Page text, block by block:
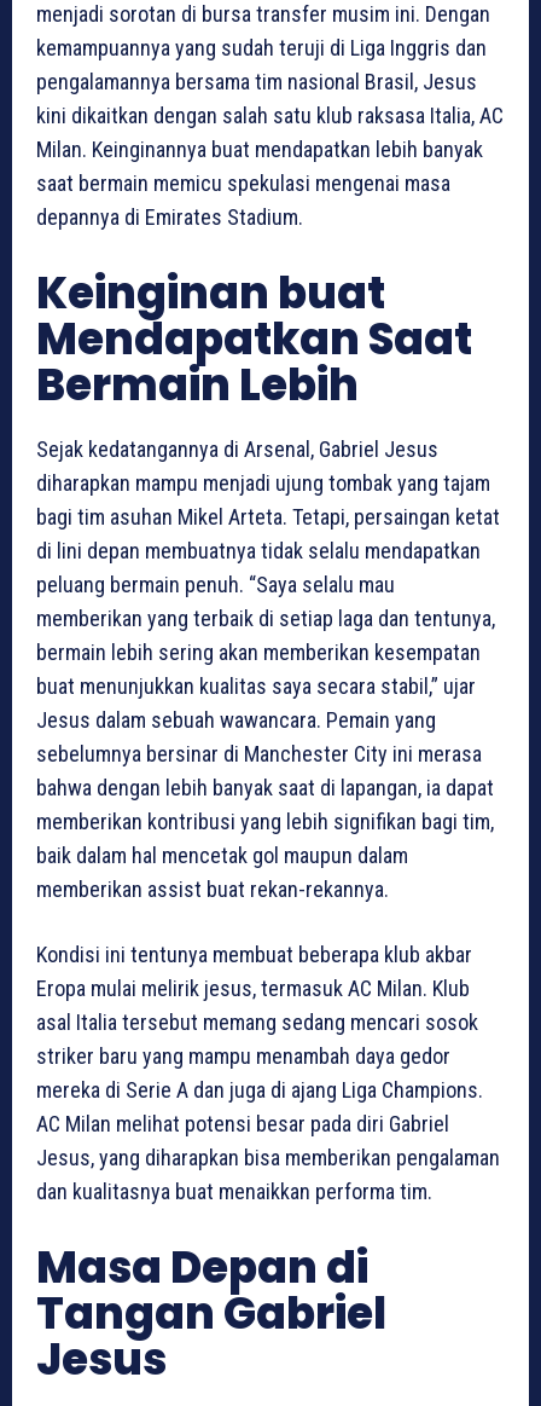
menjadi sorotan di bursa transfer musim ini. Dengan
kemampuannya yang sudah teruji di Liga Inggris dan
pengalamannya bersama tim nasional Brasil, Jesus
kini dikaitkan dengan salah satu klub raksasa Italia, AC
Milan. Keinginannya buat mendapatkan lebih banyak
saat bermain memicu spekulasi mengenai masa
depannya di Emirates Stadium.
Keinginan buat
Mendapatkan Saat
Bermain Lebih
Sejak kedatangannya di Arsenal, Gabriel Jesus
diharapkan mampu menjadi ujung tombak yang tajam
bagi tim asuhan Mikel Arteta. Tetapi, persaingan ketat
di lini depan membuatnya tidak selalu mendapatkan
peluang bermain penuh. “Saya selalu mau
memberikan yang terbaik di setiap laga dan tentunya,
bermain lebih sering akan memberikan kesempatan
buat menunjukkan kualitas saya secara stabil,” ujar
Jesus dalam sebuah wawancara. Pemain yang
sebelumnya bersinar di Manchester City ini merasa
bahwa dengan lebih banyak saat di lapangan, ia dapat
memberikan kontribusi yang lebih signifikan bagi tim,
baik dalam hal mencetak gol maupun dalam
memberikan assist buat rekan-rekannya.
Kondisi ini tentunya membuat beberapa klub akbar
Eropa mulai melirik jesus, termasuk AC Milan. Klub
asal Italia tersebut memang sedang mencari sosok
striker baru yang mampu menambah daya gedor
mereka di Serie A dan juga di ajang Liga Champions.
AC Milan melihat potensi besar pada diri Gabriel
Jesus, yang diharapkan bisa memberikan pengalaman
dan kualitasnya buat menaikkan performa tim.
Masa Depan di
Tangan Gabriel
Jesus